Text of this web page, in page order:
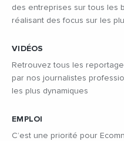
des entreprises sur tous les
réalisant des focus sur les
VIDÉOS
Retrouvez tous les
par nos journalistes
les plus dynamiques
EMPLOI
C’est une priorité pour